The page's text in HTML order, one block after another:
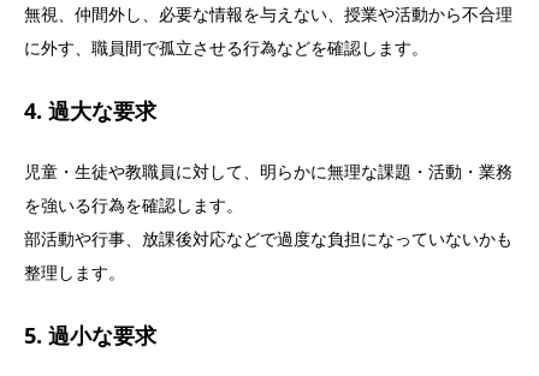
無視、仲間外し、必要な情報を与えない、授業や活動から不合理
に外す、職員間で孤立させる行為などを確認します。
4. 過大な要求
児童・生徒や教職員に対して、明らかに無理な課題・活動・業務
を強いる行為を確認します。
部活動や行事、放課後対応などで過度な負担になっていないかも
整理します。
5. 過小な要求